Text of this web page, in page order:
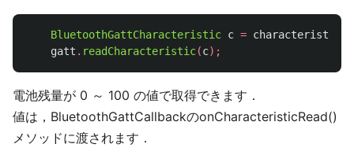
BluetoothGattCharacteristic c = characteristic
gatt . readCharacteristic(c);
電池残量が 0 ～ 100 の値で取得できます．
値は，BluetoothGattCallbackのonCharacteristicRead()
メソッドに渡されます．